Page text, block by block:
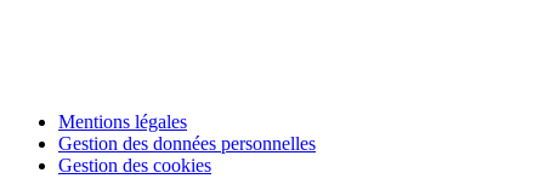
Mentions légales
Gestion des données personnelles
Gestion des cookies